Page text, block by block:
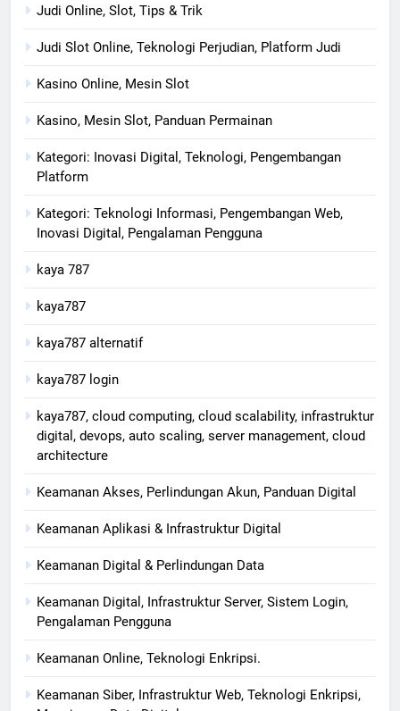
Judi Online, Slot, Tips & Trik
Judi Slot Online, Teknologi Perjudian, Platform Judi
Kasino Online, Mesin Slot
Kasino, Mesin Slot, Panduan Permainan
Kategori: Inovasi Digital, Teknologi, Pengembangan
Platform
Kategori: Teknologi Informasi, Pengembangan Web,
Inovasi Digital, Pengalaman Pengguna
kaya 787
kaya787
kaya787 alternatif
kaya787 login
kaya787, cloud computing, cloud scalability, infrastruktur
digital, devops, auto scaling, server management, cloud
architecture
Keamanan Akses, Perlindungan Akun, Panduan Digital
Keamanan Aplikasi & Infrastruktur Digital
Keamanan Digital & Perlindungan Data
Keamanan Digital, Infrastruktur Server, Sistem Login,
Pengalaman Pengguna
Keamanan Online, Teknologi Enkripsi.
Keamanan Siber, Infrastruktur Web, Teknologi Enkripsi,